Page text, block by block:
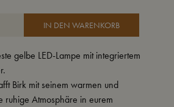
IN DEN WARENKORB
gelbe LED-Lampe mit integriertem
Birk mit seinem warmen und
ruhige Atmosphäre in eurem